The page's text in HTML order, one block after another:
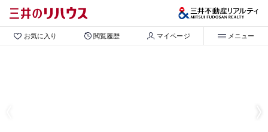
お気に入り 閲覧履歴 マイページ メニュー